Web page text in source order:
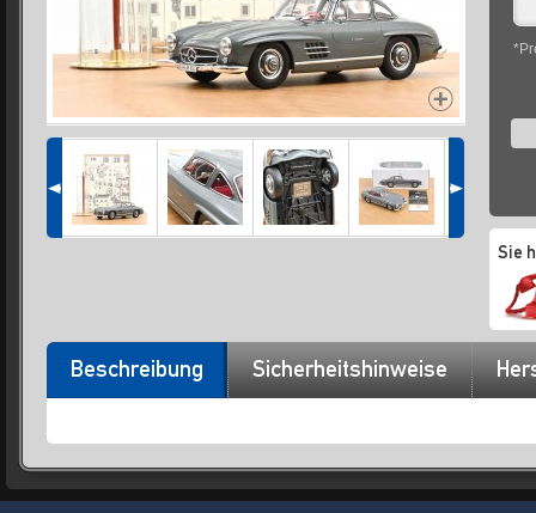
Sie
Beschreibung Sicherheitshinweise